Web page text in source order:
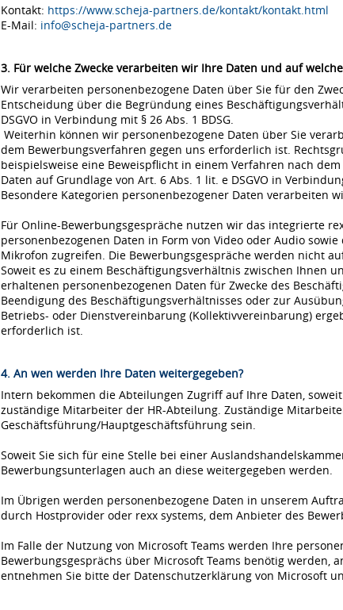
Kontakt: https://www.scheja-partners.de/kontakt/kontakt.html
E-Mail: info@scheja-partners.de
3. Für welche Zwecke verarbeiten wir Ihre Daten und auf
Wir verarbeiten personenbezogene Daten über Sie für den
Entscheidung über die Begründung eines
DSGVO in Verbindung mit § 26 Abs. 1 BDSG.
Weiterhin können wir personenbezogene Daten über Sie
dem Bewerbungsverfahren gegen uns erforderlich ist.
beispielsweise eine Beweispflicht in einem Verfahren nach
Daten auf Grundlage von Art. 6 Abs. 1 lit. e DSGVO in
Besondere Kategorien personenbezogener Daten verarbeiten
Für Online-Bewerbungsgespräche nutzen wir das integrierte
personenbezogenen Daten in Form von Video oder Audio
Mikrofon zugreifen. Die Bewerbungsgespräche werden nicht
Soweit es zu einem Beschäftigungsverhältnis zwischen Ihnen
erhaltenen personenbezogenen Daten für Zwecke des
Beendigung des Beschäftigungsverhältnisses oder zur
Betriebs- oder Dienstvereinbarung (Kollektivvereinbarung)
erforderlich ist.
4. An wen werden Ihre Daten weitergegeben?
Intern bekommen die Abteilungen Zugriff auf Ihre Daten,
zuständige Mitarbeiter der HR-Abteilung. Zuständige
Geschäftsführung/Hauptgeschäftsführung sein.
Soweit Sie sich für eine Stelle bei einer
Bewerbungsunterlagen auch an diese weitergegeben werden.
Im Übrigen werden personenbezogene Daten in unserem
durch Hostprovider oder rexx systems, dem Anbieter des
Im Falle der Nutzung von Microsoft Teams werden Ihre
Bewerbungsgesprächs über Microsoft Teams benötig
entnehmen Sie bitte der Datenschutzerklärung von Microsoft